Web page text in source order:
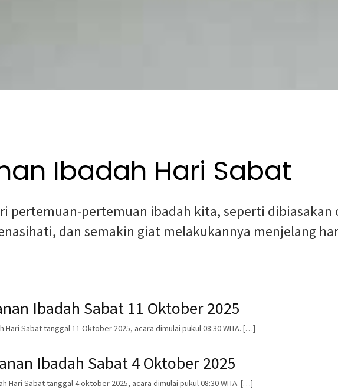
Ibadah Hari Sabat
pertemuan-pertemuan ibadah kita, seperti dibiasakan
dan semakin giat melakukannya menjelang
Ibadah Sabat 11 Oktober 2025
Hari Sabat tanggal 11 Oktober 2025, acara dimulai pukul 08:30 WITA. […]
Ibadah Sabat 4 Oktober 2025
Hari Sabat tanggal 4 oktober 2025, acara dimulai pukul 08:30 WITA. […]